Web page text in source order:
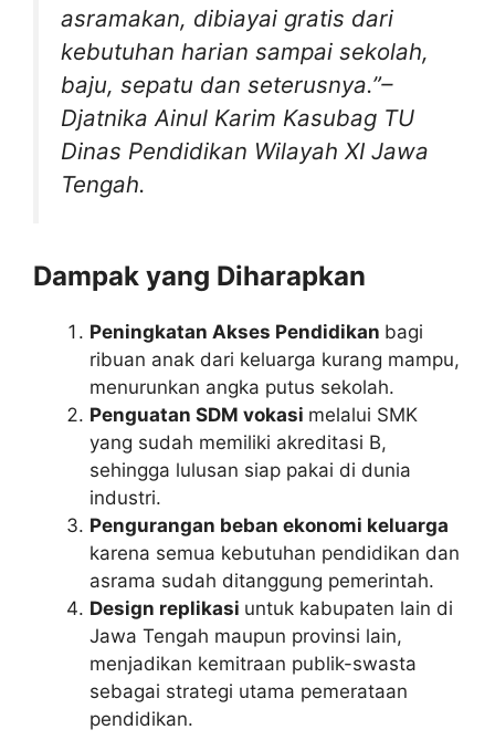
asramakan, dibiayai gratis dari
kebutuhan harian sampai sekolah,
baju, sepatu dan seterusnya.”–
Djatnika Ainul Karim Kasubag TU
Dinas Pendidikan Wilayah XI Jawa
Tengah.
Dampak yang Diharapkan
Peningkatan Akses Pendidikan bagi
ribuan anak dari keluarga kurang mampu,
menurunkan angka putus sekolah.
Penguatan SDM vokasi melalui SMK
yang sudah memiliki akreditasi B,
sehingga lulusan siap pakai di dunia
industri.
Pengurangan beban ekonomi keluarga
karena semua kebutuhan pendidikan dan
asrama sudah ditanggung pemerintah.
Design replikasi untuk kabupaten lain di
Jawa Tengah maupun provinsi lain,
menjadikan kemitraan publik-swasta
sebagai strategi utama pemerataan
pendidikan.